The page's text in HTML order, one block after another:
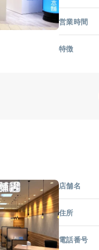
営業時間
特徴
店舗名
住所
電話番号